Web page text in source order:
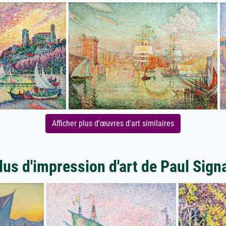
Afficher plus d'œuvres d'art similaires
d'impression d'art de Paul